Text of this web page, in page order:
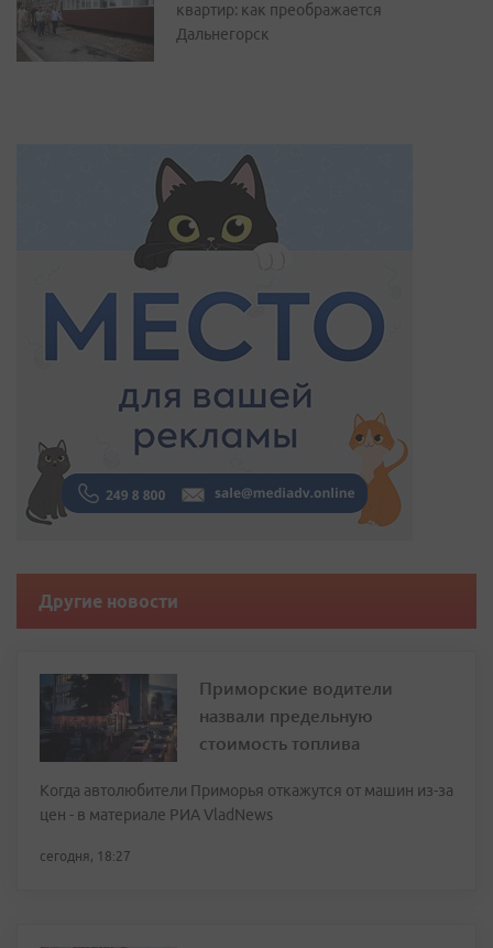
квартир: как преображается
Дальнегорск
Другие новости
Приморские водители
назвали предельную
стоимость топлива
Когда автолюбители Приморья откажутся от машин из-за
цен - в материале РИА VladNews
сегодня, 18:27